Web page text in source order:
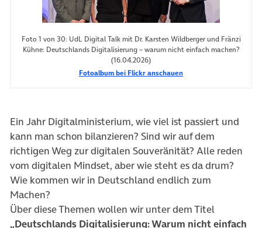
Foto 1 von 30: UdL Digital Talk mit Dr. Karsten Wildberger und Fränzi
Kühne: Deutschlands Digitalisierung – warum nicht einfach machen?
(16.04.2026)
Fotoalbum bei Flickr anschauen
Ein Jahr Digitalministerium, wie viel ist passiert und
kann man schon bilanzieren? Sind wir auf dem
richtigen Weg zur digitalen Souveränität? Alle reden
vom digitalen Mindset, aber wie steht es da drum?
Wie kommen wir in Deutschland endlich zum
Machen?
Über diese Themen wollen wir unter dem Titel
„Deutschlands Digitalisierung: Warum nicht einfach